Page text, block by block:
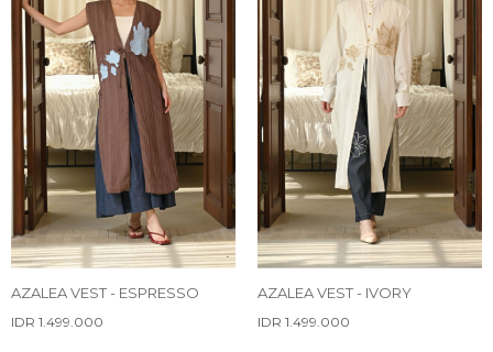
AZALEA VEST - ESPRESSO
IDR 1.499.000
AZALEA VEST - IVORY
IDR 1.499.000